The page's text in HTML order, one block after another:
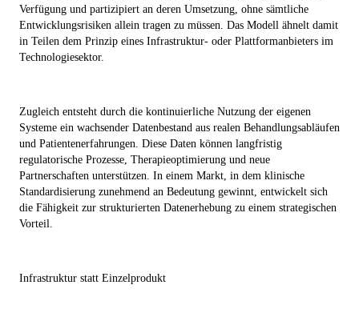
Verfügung und partizipiert an deren Umsetzung, ohne sämtliche
Entwicklungsrisiken allein tragen zu müssen. Das Modell ähnelt damit
in Teilen dem Prinzip eines Infrastruktur- oder Plattformanbieters im
Technologiesektor.
Zugleich entsteht durch die kontinuierliche Nutzung der eigenen
Systeme ein wachsender Datenbestand aus realen Behandlungsabläufen
und Patientenerfahrungen. Diese Daten können langfristig
regulatorische Prozesse, Therapieoptimierung und neue
Partnerschaften unterstützen. In einem Markt, in dem klinische
Standardisierung zunehmend an Bedeutung gewinnt, entwickelt sich
die Fähigkeit zur strukturierten Datenerhebung zu einem strategischen
Vorteil.
Infrastruktur statt Einzelprodukt